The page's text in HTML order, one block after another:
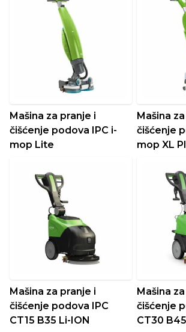
Mašina za pranje i
čišćenje podova IPC i-
mop Lite
Mašina
čišćenje
mop XL
Mašina za pranje i
čišćenje podova IPC
CT15 B35 Li-ION
Mašina
čišćenje
CT30 B45